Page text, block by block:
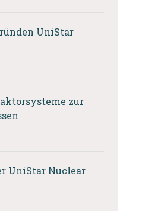
UniStar
zur
UniStar Nuclear